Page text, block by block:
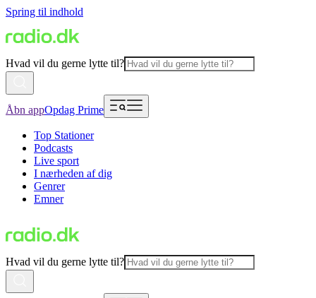
Spring til indhold
Hvad vil du gerne lytte til?
Åbn appOpdag Prime
Top Stationer
Podcasts
Live sport
I nærheden af dig
Genrer
Emner
Hvad vil du gerne lytte til?